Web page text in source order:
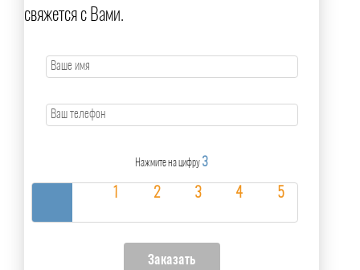
свяжется с Вами.
Нажмите на цифру 3